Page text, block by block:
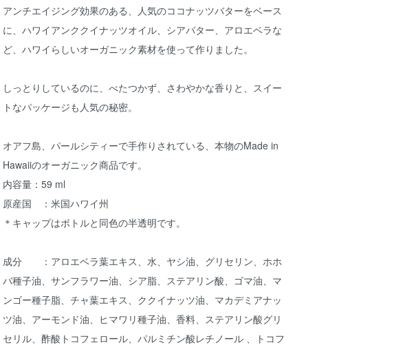
アンチエイジング効果のある、人気のココナッツバターをベース
に、ハワイアンククイナッツオイル、シアバター、アロエベラな
ど、ハワイらしいオーガニック素材を使って作りました。
しっとりしているのに、べたつかず、さわやかな香りと、スイー
トなパッケージも人気の秘密。
オアフ島、パールシティーで手作りされている、本物のMade in
Hawaiiのオーガニック商品です。
内容量：59 ml
原産国 ：米国ハワイ州
＊キャップはボトルと同色の半透明です。
成分 ：アロエベラ葉エキス、水、ヤシ油、グリセリン、ホホ
バ種子油、サンフラワー油、シア脂、ステアリン酸、ゴマ油、マ
ンゴー種子脂、チャ葉エキス、ククイナッツ油、マカデミアナッ
ツ油、アーモンド油、ヒマワリ種子油、香料、ステアリン酸グリ
セリル、酢酸トコフェロール、パルミチン酸レチノール 、トコフ